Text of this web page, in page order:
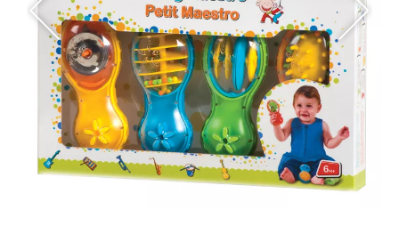
תגיב,
תציע,
תשאל
שאלה,
בוא
לבקר
אותנו